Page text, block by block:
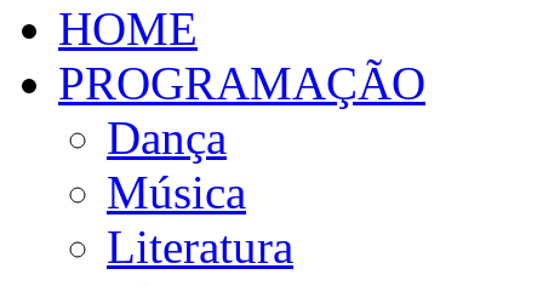
HOME
PROGRAMAÇÃO
Dança
Música
Literatura